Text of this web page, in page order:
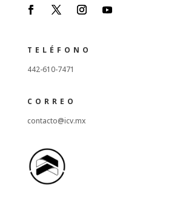
TELÉFONO
442-610-7471
CORREO
contacto@icv.mx